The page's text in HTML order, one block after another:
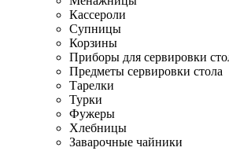
Кассероли
Супницы
Корзины
Приборы для сервировки
Предметы сервировки стола
Тарелки
Турки
Фужеры
Хлебницы
Заварочные чайники